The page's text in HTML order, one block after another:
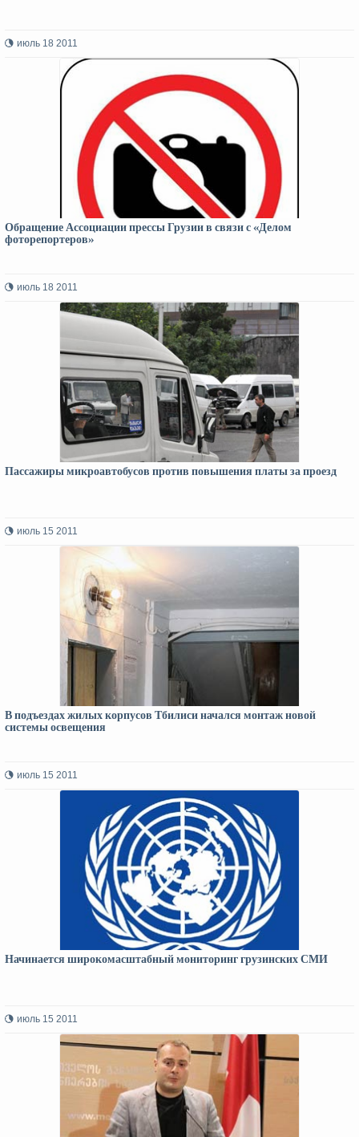
июль 18 2011
Обращение Ассоциации прессы Грузии в связи с «Делом
фоторепортеров»
июль 18 2011
Пассажиры микроавтобусов против повышения платы за проезд
июль 15 2011
В подъездах жилых корпусов Тбилиси начался монтаж новой
системы освещения
июль 15 2011
Начинается широкомасштабный мониторинг грузинских СМИ
июль 15 2011